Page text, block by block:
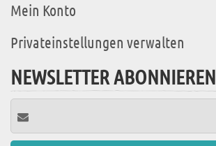
Mein Konto
Privateinstellungen verwalten
NEWSLETTER ABONNIEREN